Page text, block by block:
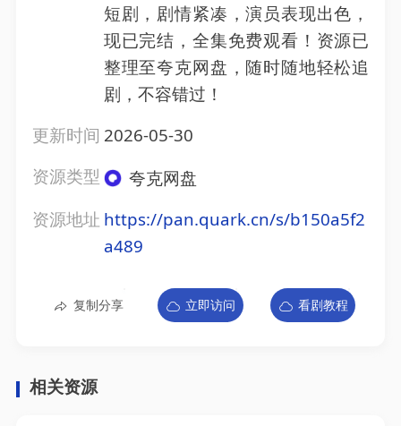
短剧，剧情紧凑，演员表现出色，
现已完结，全集免费观看！资源已
整理至夸克网盘，随时随地轻松追
剧，不容错过！
更新时间 2026-05-30
资源类型
夸克网盘
资源地址 https://pan.quark.cn/s/b150a5f2
a489
复制分享 立即访问 看剧教程
相关资源